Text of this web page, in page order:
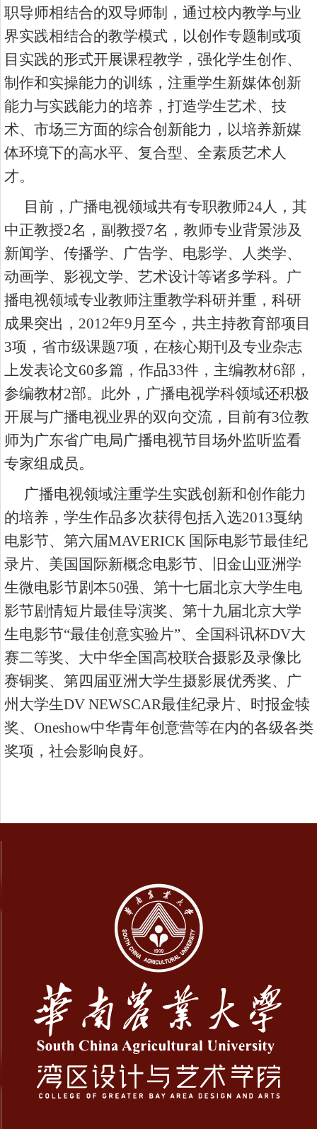
职导师相结合的双导师制，通过校内教学与业
界实践相结合的教学模式，以创作专题制或项
目实践的形式开展课程教学，强化学生创作、
制作和实操能力的训练，注重学生新媒体创新
能力与实践能力的培养，打造学生艺术、技
术、市场三方面的综合创新能力，以培养新媒
体环境下的高水平、复合型、全素质艺术人
才。
目前，广播电视领域共有专职教师24人，其
中正教授2名，副教授7名，教师专业背景涉及
新闻学、传播学、广告学、电影学、人类学、
动画学、影视文学、艺术设计等诸多学科。广
播电视领域专业教师注重教学科研并重，科研
成果突出， 2012年9月至今，共主持教育部项目
3项，省市级课题7项，在核心期刊及专业杂志
上发表论文60多篇，作品33件，主编教材6部，
参编教材2部。此外，广播电视学科领域还积极
开展与广播电视业界的双向交流，目前有3位教
师为广东省广电局广播电视节目场外监听监看
专家组成员。
广播电视领域注重学生实践创新和创作能力
的培养，学生作品多次获得包括入选2013戛纳
电影节、第六届MAVERICK 国际电影节最佳纪
录片、美国国际新概念电影节、旧金山亚洲学
生微电影节剧本50强、第十七届北京大学生电
影节剧情短片最佳导演奖、第十九届北京大学
生电影节“最佳创意实验片”、全国科讯杯DV大
赛二等奖、大中华全国高校联合摄影及录像比
赛铜奖、第四届亚洲大学生摄影展优秀奖、广
州大学生DV NEWSCAR最佳纪录片、时报金犊
奖、 Oneshow中华青年创意营等在内的各级各类
奖项，社会影响良好。